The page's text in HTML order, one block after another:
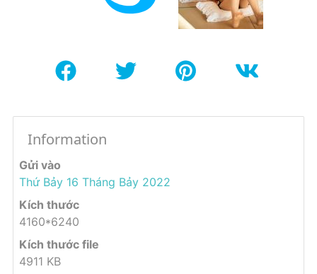
Information
Gửi vào
Thứ Bảy 16 Tháng Bảy 2022
Kích thước
4160*6240
Kích thước file
4911 KB